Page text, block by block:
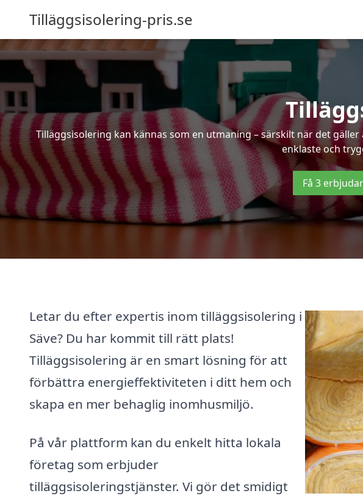
Tilläggsisolering-pris.se
Tilläggsisolering kan kännas som en utmaning – särskilt när det
enklaste och
Få 3
Letar du efter expertis inom tilläggsisolering i
Säve? Du har kommit till rätt plats!
Tilläggsisolering är en smart lösning för att
förbättra energieffektiviteten i ditt hem och
skapa en mer behaglig inomhusmiljö.
På vår plattform kan du enkelt hitta lokala
företag som erbjuder
tilläggsisoleringstjänster. Vi gör det smidigt